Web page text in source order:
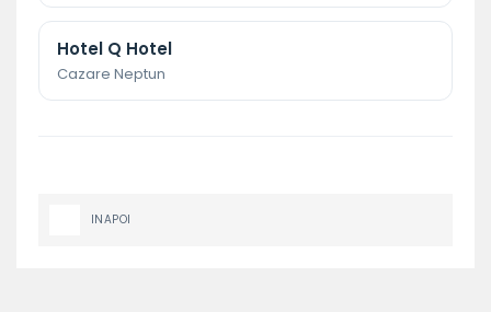
Hotel Q Hotel
Cazare Neptun
INAPOI